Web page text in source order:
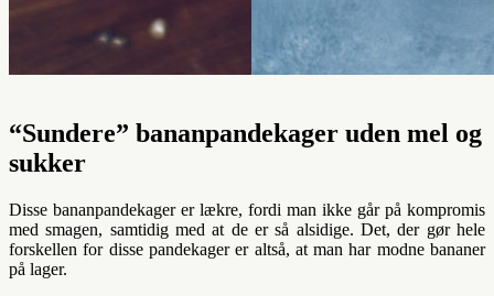
“Sundere” bananpandekager uden mel og
sukker
Disse bananpandekager er lækre, fordi man ikke går på kompromis
med smagen, samtidig med at de er så alsidige. Det, der gør hele
forskellen for disse pandekager er altså, at man har modne bananer
på lager.